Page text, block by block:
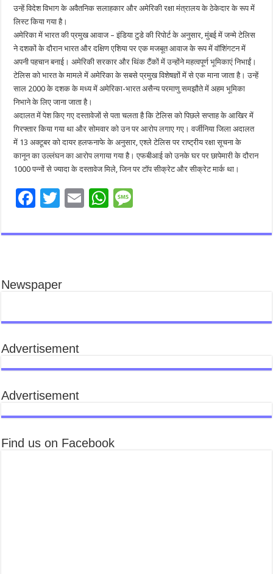
उन्हें विदेश विभाग के अवैतनिक सलाहकार और अमेरिकी रक्षा मंत्रालय के ठेकेदार के रूप में
लिस्ट किया गया है।
अमेरिका में भारत की प्रमुख आवाज – इंडिया टुडे की रिपोर्ट के अनुसार, मुंबई में जन्मे टेलिस
ने दशकों के दौरान भारत और दक्षिण एशिया पर एक मजबूत आवाज के रूप में वॉशिंगटन में
अपनी पहचान बनाई। अमेरिकी सरकार और थिंक टैंकों में उन्होंने महत्वपूर्ण भूमिकाएं निभाईं।
टेलिस को भारत के मामले में अमेरिका के सबसे प्रमुख विशेषज्ञों में से एक माना जाता है। उन्हें
साल 2000 के दशक के मध्य में अमेरिका-भारत असैन्य परमाणु समझौते में अहम भूमिका
निभाने के लिए जाना जाता है।
अदालत में पेश किए गए दस्तावेजों से पता चलता है कि टेलिस को पिछले सप्ताह के आखिर में
गिरफ्तार किया गया था और सोमवार को उन पर आरोप लगाए गए। वर्जीनिया जिला अदालत
में 13 अक्टूबर को दायर हलफनाफे के अनुसार, एश्ले टेलिस पर राष्ट्रीय रक्षा सूचना के
कानून का उल्लंघन का आरोप लगाया गया है। एफबीआई को उनके घर पर छापेमारी के दौरान
1000 पन्नों से ज्यादा के दस्तावेज मिले, जिन पर टॉप सीक्रेट और सीक्रेट मार्क था।
F
e
o
o
k
T
tt
E
ai
W
at sa
Newspaper
Advertisement
Advertisement
Find us on Facebook